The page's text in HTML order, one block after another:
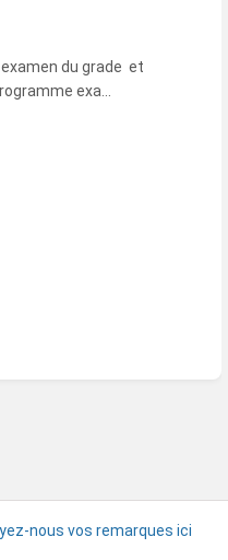
du grade et
exa...
nous vos remarques ici